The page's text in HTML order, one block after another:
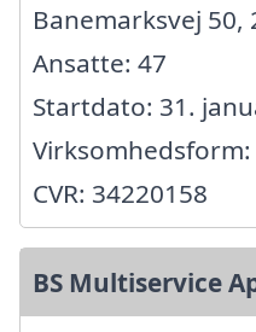
Banemarksvej
Ansatte: 47
Startdato: 31.
CVR: 34220158
BS Multiservice